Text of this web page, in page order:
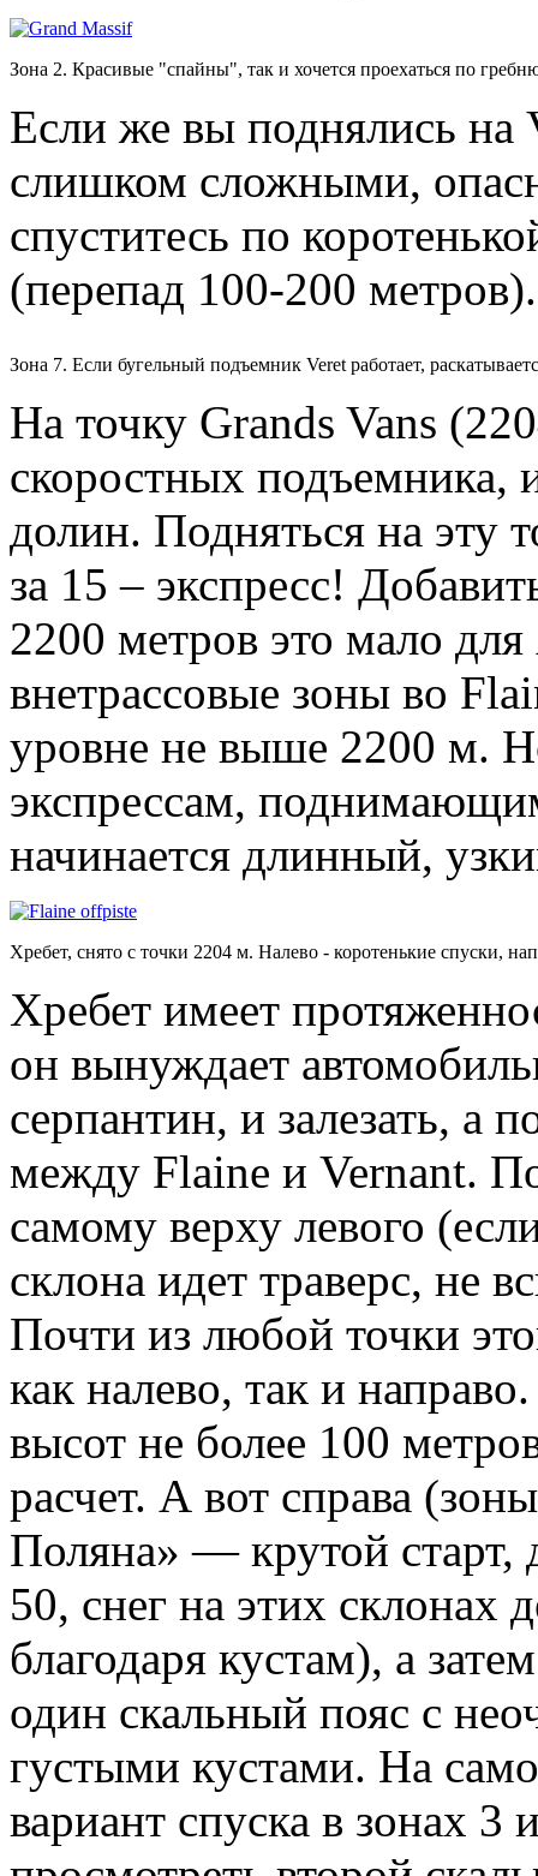
Зона 2. Красивые "спайны", так и хочется проехаться по
Если же вы поднялись на
слишком сложными,
спуститесь по
(перепад 100-200 метров).
Зона 7. Если бугельный подъемник Veret работает,
На точку Grands Vans
скоростных
долин. Подняться на эту
за 15 – экспресс!
2200 метров это мало
внетрассовые зоны во
уровне не выше 2200 м.
экспрессам,
начинается длинный,
Хребет, снято с точки 2204 м. Налево - коротенькие спуски,
Хребет имеет
он вынуждает
серпантин, и залезать, а
между Flaine и Vernant.
самому верху левого
склона идет траверс, не
Почти из любой точки
как налево, так и
высот не более 100
расчет. А вот справа
Поляна» — крутой старт,
50, снег на этих склонах
благодаря кустам), а
один скальный пояс с
густыми кустами. На
вариант спуска в зонах 3